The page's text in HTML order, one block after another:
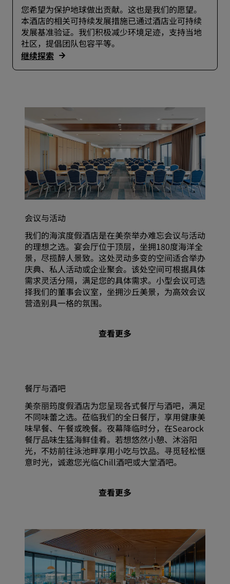
您希望为保护地球做出贡献。这也是我们的愿望。
本酒店的相关可持续发展措施已通过酒店业可持续
发展基准验证。我们积极减少环境足迹，支持当地
社区，提倡团队包容平等。
继续探索
会议与活动
我们的海滨度假酒店是在美奈举办难忘会议与活动
的理想之选。宴会厅位于顶层，坐拥180度海洋全
景，尽揽醉人景致。这处灵动多变的空间适合举办
庆典、私人活动或企业聚会。该处空间可根据具体
需求灵活分隔，满足您的具体需求。小型会议可选
择我们的董事会议室，坐拥沙丘美景，为高效会议
营造别具一格的氛围。
查看更多
餐厅与酒吧
美奈丽筠度假酒店为您呈现各式餐厅与酒吧，满足
不同味蕾之选。莅临我们的全日餐厅，享用健康美
味早餐、午餐或晚餐。夜幕降临时分，在Searock
餐厅品味生猛海鲜佳肴。若想悠然小憩、沐浴阳
光，不妨前往泳池畔享用小吃与饮品。寻觅轻松惬
意时光，诚邀您光临Chill酒吧或大堂酒吧。
查看更多